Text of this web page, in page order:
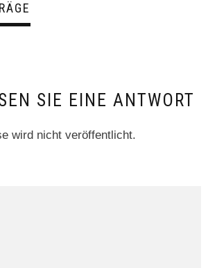
SIE EINE ANTWORT
wird nicht veröffentlicht.